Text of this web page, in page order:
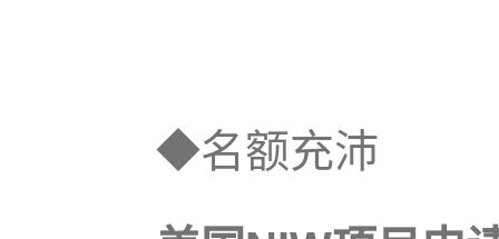
◆名额充沛